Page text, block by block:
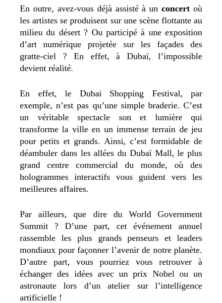
En outre, avez-vous déjà assisté à unconcert où
les artistes se produisent sur une scène flottante au
milieu du désert ? Ou participé à une exposition
d’art numérique projetée sur les façades des
gratte-ciel ? En effet, à Dubaï, l’impossible
devient réalité.
En effet, le Dubai Shopping Festival, par
exemple, n’est pas qu’une simple braderie. C’est
un véritable spectacle son et lumière qui
transforme la ville en un immense terrain de jeu
pour petits et grands. Ainsi, c’est formidable de
déambuler dans les allées du Dubaï Mall, le plus
grand centre commercial du monde, où des
hologrammes interactifs vous guident vers les
meilleures affaires.
Par ailleurs, que dire du World Government
Summit ? D’une part, cet événement annuel
rassemble les plus grands penseurs et leaders
mondiaux pour façonner l’avenir de notre planète.
D’autre part, vous pourriez vous retrouver à
échanger des idées avec un prix Nobel ou un
astronaute lors d’un atelier sur l’intelligence
artificielle !